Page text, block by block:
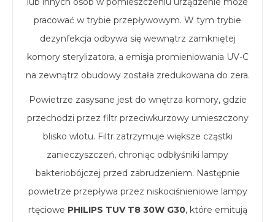
pracować w trybie przepływowym. W tym trybie
dezynfekcja odbywa się wewnątrz zamkniętej
komory sterylizatora, a emisja promieniowania UV-C
na zewnątrz obudowy została zredukowana do zera.
Powietrze zasysane jest do wnętrza komory, gdzie
przechodzi przez filtr przeciwkurzowy umieszczony
blisko wlotu. Filtr zatrzymuje większe cząstki
zanieczyszczeń, chroniąc odbłyśniki lampy
bakteriobójczej przed zabrudzeniem. Następnie
powietrze przepływa przez niskociśnieniowe lampy
rtęciowe PHILIPS TUV T8 30W G30, które emitują